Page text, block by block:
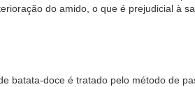
do amido, o que é prejudicial à
batata-doce é tratado pelo método de